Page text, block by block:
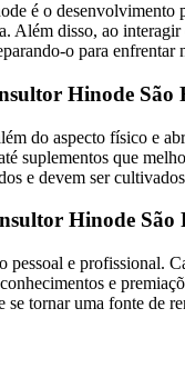
é o
Além disso, ao
o para enfrentar
Hinode São
do aspecto físico e
suplementos que
e devem ser
Hinode São
e profissional.
e
tornar uma fonte de